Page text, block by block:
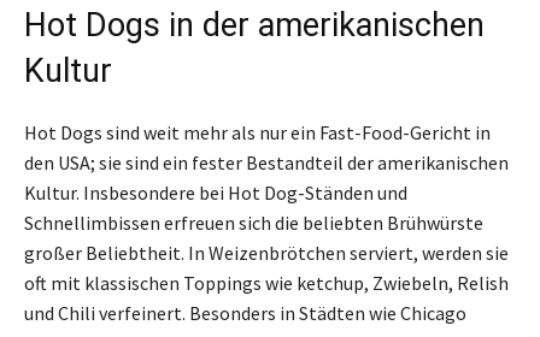
Hot Dogs in der amerikanischen
Kultur
Hot Dogs sind weit mehr als nur ein Fast-Food-Gericht in
den USA; sie sind ein fester Bestandteil der amerikanischen
Kultur. Insbesondere bei Hot Dog-Ständen und
Schnellimbissen erfreuen sich die beliebten Brühwürste
großer Beliebtheit. In Weizenbrötchen serviert, werden sie
oft mit klassischen Toppings wie ketchup, Zwiebeln, Relish
und Chili verfeinert. Besonders in Städten wie Chicago